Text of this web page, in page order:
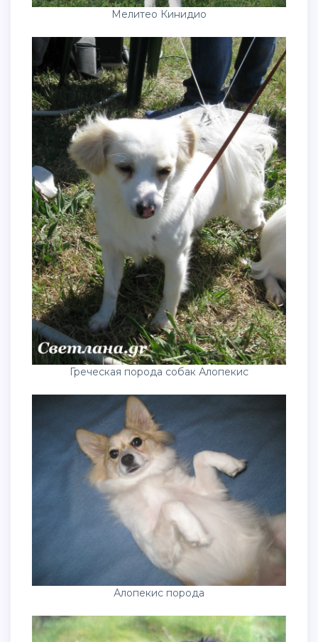
Мелитео Кинидио
Греческая порода собак Алопекис
Алопекис порода